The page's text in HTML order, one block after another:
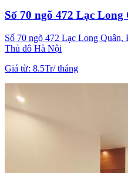
Số 70 ngõ 472 Lạc Long
Số 70 ngõ 472 Lạc Long
Thủ đô Hà Nội
Giá từ: 8.5Tr/tháng